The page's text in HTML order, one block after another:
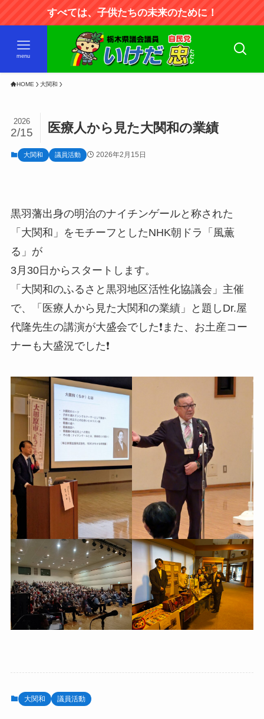
すべては、子供たちの未来のために！
menu
HOME 大関和
医療人から見た大関和の業績
2026
2/15
大関和 議員活動 2026年2月15日
黒羽藩出身の明治のナイチンゲールと称された
「大関和」をモチーフとしたNHK朝ドラ「風薫
る」が
3月30日からスタートします。
「大関和のふるさと黒羽地区活性化協議会」主催
で、「医療人から見た大関和の業績」と題しDr.屋
代隆先生の講演が大盛会でした❗️また、お土産コー
ナーも大盛況でした❗️
大関和 議員活動